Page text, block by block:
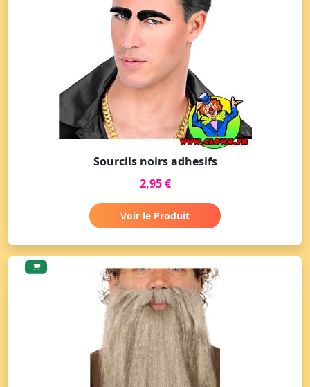
Sourcils noirs adhesifs
2,95 €
Voir le Produit